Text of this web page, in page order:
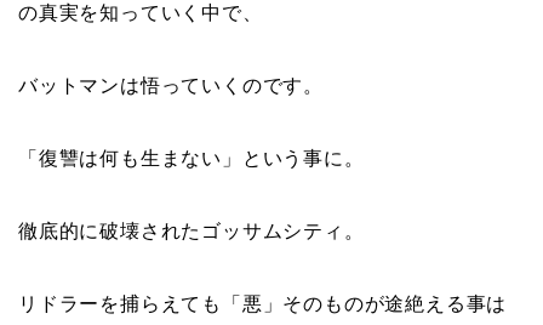
の真実を知っていく中で、
バットマンは悟っていくのです。
「復讐は何も生まない」という事に。
徹底的に破壊されたゴッサムシティ。
リドラーを捕らえても「悪」そのものが途絶える事は